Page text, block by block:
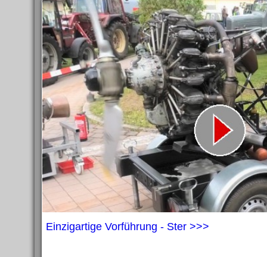
Einzigartige Vorführung - Ster >>>